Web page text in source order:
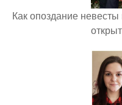
Как опоздание